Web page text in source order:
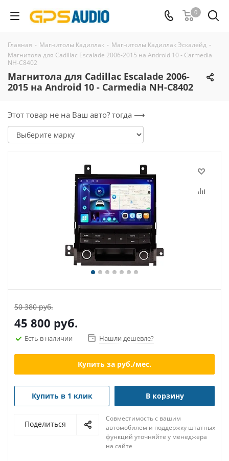
0
Главная - Магнитолы Кадиллак - Магнитолы Кадиллак Эскалейд -
Магнитола для Cadillac Escalade 2006-2015 на Android 10 - Carmedia
NH-C8402
Магнитола для Cadillac Escalade 2006-
2015 на Android 10 - Carmedia NH-C8402
Этот товар не на Ваш авто? тогда ⟶
50 380 руб.
45 800 руб.
Есть в наличии Нашли дешевле?
Купить за руб./мес.
Купить в 1 клик В корзину
Поделиться
Совместимость с вашим
автомобилем и поддержку штатных
функций уточняйте у менеджера
на сайте